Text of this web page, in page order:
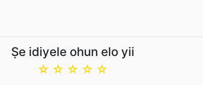
Ṣe idiyele ohun elo yii
☆
☆
☆
☆
☆